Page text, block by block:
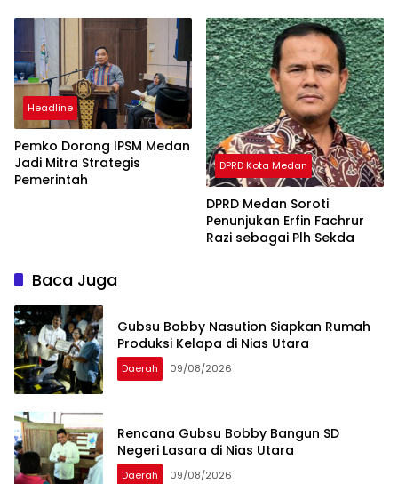
Headline
Pemko Dorong IPSM Medan
Jadi Mitra Strategis
Pemerintah
DPRD Kota Medan
DPRD Medan Soroti
Penunjukan Erfin Fachrur
Razi sebagai Plh Sekda
Baca Juga
Gubsu Bobby Nasution Siapkan Rumah
Produksi Kelapa di Nias Utara
Daerah 09/08/2026
Rencana Gubsu Bobby Bangun SD
Negeri Lasara di Nias Utara
Daerah 09/08/2026